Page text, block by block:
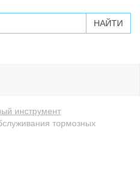
инструмент
тормозных